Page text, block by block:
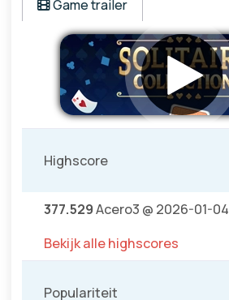
Game trailer
Highscore
377.529Acero3 @ 2026-01-04
Bekijk alle highscores
Populariteit